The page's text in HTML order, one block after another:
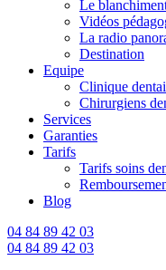
Le
Vidéos
La radio
Destination
Equipe
Clinique
Chirurgiens
Services
Garanties
Tarifs
Tarifs soins
Blog
04 84 89 42 03
04 84 89 42 03